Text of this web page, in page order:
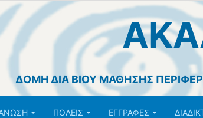
ΔΟΜΗ ΔΙΑ ΒΙΟΥ ΜΑΘΗΣΗΣ
ΠΟΛΕΙΣ ΕΓΓΡΑΦΕΣ